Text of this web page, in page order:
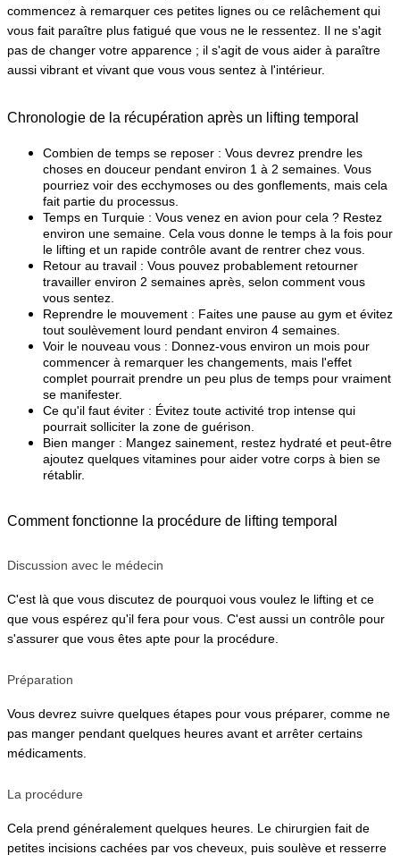
commencez à remarquer ces petites lignes ou ce relâchement qui
vous fait paraître plus fatigué que vous ne le ressentez. Il ne s'agit
pas de changer votre apparence ; il s'agit de vous aider à paraître
aussi vibrant et vivant que vous vous sentez à l'intérieur.
Chronologie de la récupération après un lifting temporal
Combien de temps se reposer : Vous devrez prendre les
choses en douceur pendant environ 1 à 2 semaines. Vous
pourriez voir des ecchymoses ou des gonflements, mais cela
fait partie du processus.
Temps en Turquie : Vous venez en avion pour cela ? Restez
environ une semaine. Cela vous donne le temps à la fois pour
le lifting et un rapide contrôle avant de rentrer chez vous.
Retour au travail : Vous pouvez probablement retourner
travailler environ 2 semaines après, selon comment vous
vous sentez.
Reprendre le mouvement : Faites une pause au gym et évitez
tout soulèvement lourd pendant environ 4 semaines.
Voir le nouveau vous : Donnez-vous environ un mois pour
commencer à remarquer les changements, mais l'effet
complet pourrait prendre un peu plus de temps pour vraiment
se manifester.
Ce qu'il faut éviter : Évitez toute activité trop intense qui
pourrait solliciter la zone de guérison.
Bien manger : Mangez sainement, restez hydraté et peut-être
ajoutez quelques vitamines pour aider votre corps à bien se
rétablir.
Comment fonctionne la procédure de lifting temporal
Discussion avec le médecin
C'est là que vous discutez de pourquoi vous voulez le lifting et ce
que vous espérez qu'il fera pour vous. C'est aussi un contrôle pour
s'assurer que vous êtes apte pour la procédure.
Préparation
Vous devrez suivre quelques étapes pour vous préparer, comme ne
pas manger pendant quelques heures avant et arrêter certains
médicaments.
La procédure
Cela prend généralement quelques heures. Le chirurgien fait de
petites incisions cachées par vos cheveux, puis soulève et resserre